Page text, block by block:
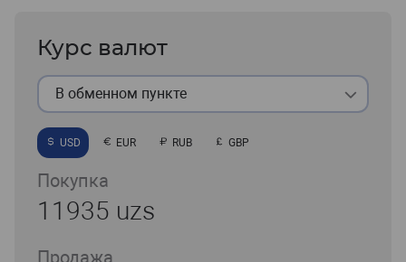
Курс валют
В обменном пункте
USD EUR RUB GBP
Покупка
11935 uzs